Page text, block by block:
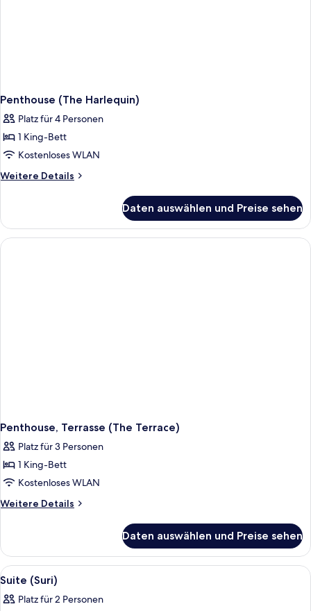
Penthouse (The Harlequin)
Platz für 4 Personen
1 King-Bett
Kostenloses WLAN
Weitere Details
Weitere
(The
Harlequin)
Daten auswählen und Preise sehen
Penthouse, Terrasse (The Terrace)
Platz für 3 Personen
1 King-Bett
Kostenloses WLAN
Weitere Details
Weitere
Terrasse
(The
Terrace)
Daten auswählen und Preise sehen
Alle
Fotos
für
Ein geräumiges Wohnzimmer mit
4
Suite (Suri)
Platz für 2 Personen